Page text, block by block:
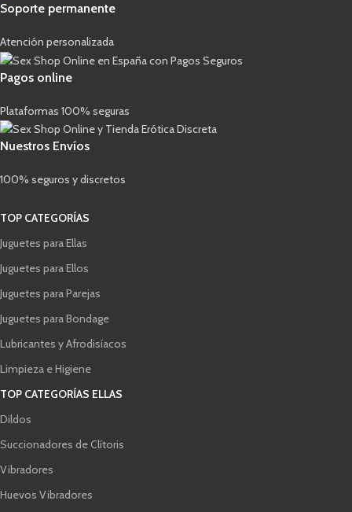
Soporte permanente
Atención personalizada
Pagos online
Plataformas 100% seguras
Nuestros Envíos
100% seguros y discretos
TOP CATEGORÍAS
Juguetes para Ellas
Juguetes para Ellos
Juguetes para Parejas
Juguetes para Bondage
Lubricantes y Afrodisíacos
Limpieza e Higiene
TOP CATEGORÍAS ELLAS
Dildos
Succionadores de Clítoris
Vibradores
Huevos Vibradores